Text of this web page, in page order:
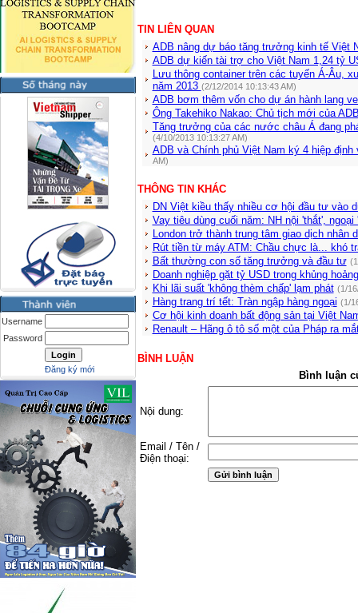
Username
Password
Đăng ký mới
TIN LIÊN QUAN
ADB nâng dự báo tăng trưởng kinh tế Việt
ADB dự kiến tài trợ cho Việt Nam 1,24 tỷ
Lưu thông container trên các tuyến Á-Âu,
năm 2013 (2/12/2014 10:13:43 AM)
ADB bơm thêm vốn cho dự án hành lang
Ông Takehiko Nakao: Chủ tịch mới của
Tăng trưởng của các nước châu Á đang
(4/10/2013 10:13:27 AM)
ADB và Chính phủ Việt Nam ký 4 hiệp
AM)
THÔNG TIN KHÁC
DN Việt kiều thấy nhiều cơ hội đầu tư vào
Vay tiêu dùng cuối năm: NH nội 'thắt', ngoại
London trở thành trung tâm giao dịch nhân
Rút tiền từ máy ATM: Chầu chực là... khó
Bất thường con số tăng trưởng và đầu tư
Doanh nghiệp gặt tỷ USD trong khủng hoảng
Khi lãi suất 'không thèm chấp' lạm phát (1/
Hàng trang trí tết: Tràn ngập hàng ngoại (1/
Cơ hội kinh doanh bất động sản tại Việt
Renault – Hãng ô tô số một của Pháp ra
BÌNH LUẬN
Bình luận
Nội dung:
Email / Tên /
Điện thoại: